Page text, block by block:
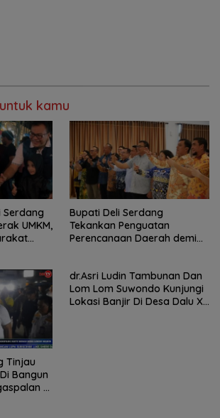
kamu
Serdang
UMKM,
Bupati Deli Serdang
Tekankan Penguatan
Perencanaan Daerah demi
Tinjau
Bangun
di
dr.Asri Ludin Tambunan Dan
Lom Lom Suwondo Kunjungi
Lokasi Banjir Di Desa Dalu X